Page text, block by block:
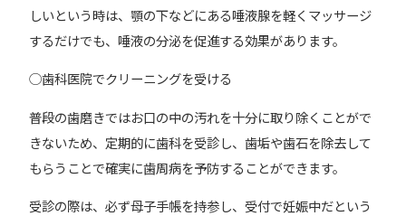
しいという時は、顎の下などにある唾液腺を軽くマッサージ
するだけでも、唾液の分泌を促進する効果があります。
◯歯科医院でクリーニングを受ける
普段の歯磨きではお口の中の汚れを十分に取り除くことがで
きないため、定期的に歯科を受診し、歯垢や歯石を除去して
もらうことで確実に歯周病を予防することができます。
受診の際は、必ず母子手帳を持参し、受付で妊娠中だという